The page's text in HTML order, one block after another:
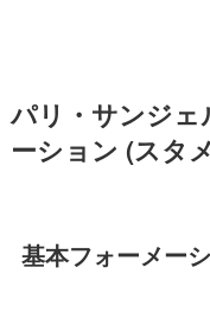
パリ・サンジェ
ーション (スタ
基本フォーメー